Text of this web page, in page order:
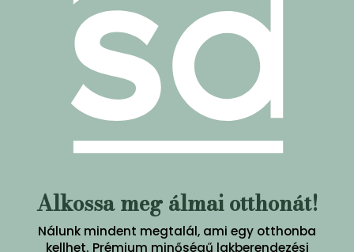
Alkossa meg álmai otthonát!
Nálunk mindent megtalál, ami egy otthonba
kellhet. Prémium minőségű lakberendezési